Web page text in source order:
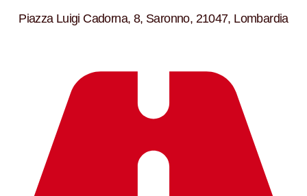
Piazza Luigi Cadorna, 8, Saronno, 21047, Lombardia